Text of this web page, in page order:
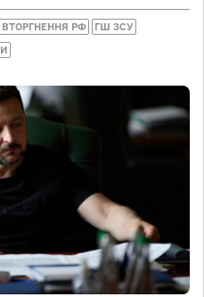
ВТОРГНЕННЯ РФ ГШ ЗСУ